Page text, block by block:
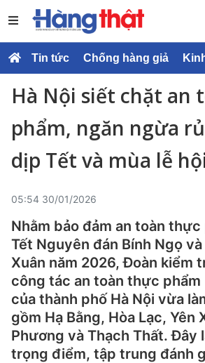
Tin tức Chống hàng giả
Hà Nội siết chặt an
phẩm, ngăn ngừa
dịp Tết và mùa lễ
05:54 30/01/2026
Nhằm bảo đảm an toàn
Tết Nguyên đán Bính Ngọ
Xuân năm 2026, Đoàn kiểm
công tác an toàn thực phẩm
của thành phố Hà Nội vừa
gồm Hạ Bằng, Hòa Lạc, Yên
Phương và Thạch Thất. Đây
trọng điểm, tập trung đánh